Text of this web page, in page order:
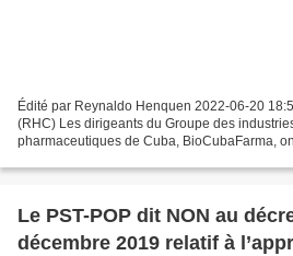
Édité par Reynaldo Henquen 2022-06-20
(RHC) Les dirigeants du Groupe des
pharmaceutiques de Cuba, BioCubaFarma,
Le PST-POP dit NON au
décembre 2019 relatif à